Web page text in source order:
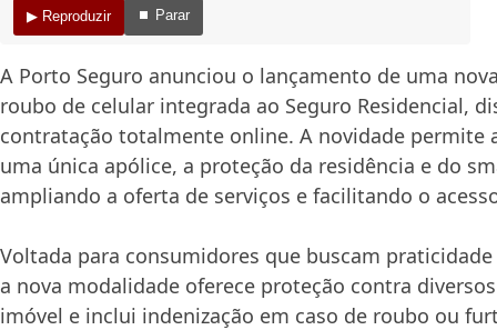
▶ Reproduzir ⏹ Parar
A Porto Seguro anunciou o lançamento de uma
roubo de celular integrada ao Seguro Residencial,
contratação totalmente online. A novidade permite
uma única apólice, a proteção da residência e do
ampliando a oferta de serviços e facilitando o
Voltada para consumidores que buscam
a nova modalidade oferece proteção contra
imóvel e inclui indenização em caso de roubo ou